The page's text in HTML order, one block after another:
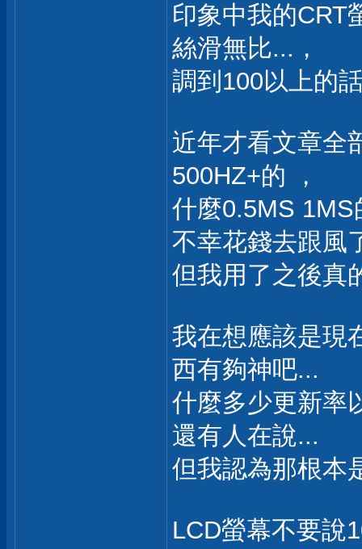
印象中我的CRT
絲滑無比...，
調到100以上的
近年才看文章全
500HZ+的 ，
什麼0.5MS 1MS
不幸花錢去跟風
但我用了之後真
我在想應該是現
西有夠神吧...
什麼多少更新率
還有人在說...
但我認為那根本
LCD螢幕不要說